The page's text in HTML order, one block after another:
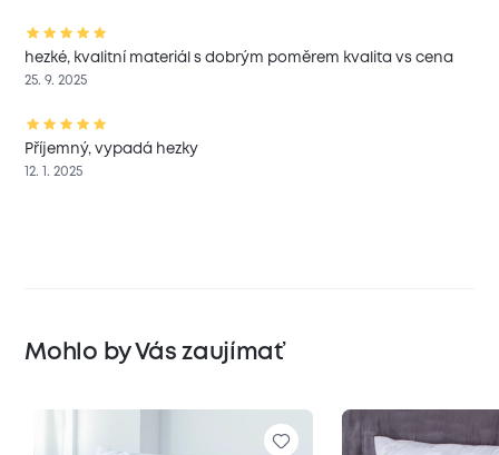
hezké, kvalitní materiál s dobrým poměrem kvalita vs cena
25. 9. 2025
Příjemný, vypadá hezky
12. 1. 2025
Mohlo by Vás zaujímať